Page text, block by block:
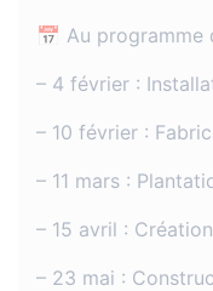
📅 Au programme
– 4 février :
– 10 février :
– 11 mars :
– 15 avril :
– 23 mai :